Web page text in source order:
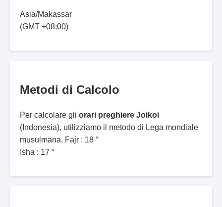
Asia/Makassar
(GMT +08:00)
Metodi di Calcolo
Per calcolare gli orari preghiere Joikoi
(Indonesia), utilizziamo il metodo di Lega mondiale
musulmana. Fajr : 18 °
Isha : 17 °